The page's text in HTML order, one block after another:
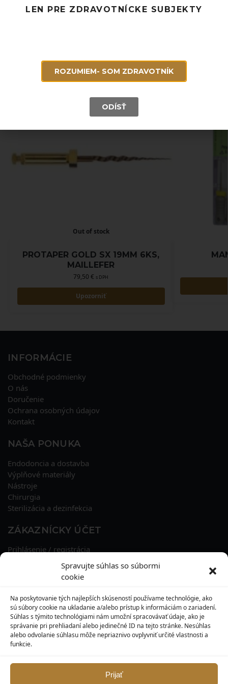
Spravujte súhlas so súbormi
cookie
Na poskytovanie tých najlepších skúseností používame technológie, ako
sú súbory cookie na ukladanie a/alebo prístup k informáciám o zariadení.
Súhlas s týmito technológiami nám umožní spracovávať údaje, ako je
správanie pri prehliadaní alebo jedinečné ID na tejto stránke. Nesúhlas
alebo odvolanie súhlasu môže nepriaznivo ovplyvniť určité vlastnosti a
funkcie.
Prijať
Potrebujete poradiť? Neváhajte náskontaktovať.
Súvisiace produkty
Out of stock
PROTAPER GOLD SX 19MM 6KS,
MAILLEFER
79,50€ s DPH
Upozorniť
INFORMÁCIE
Obchodné podmienky
O nás
Doručenie
Ochrana osobných údajov
Kontakt
NAŠA PONUKA
Endodoncia a dostavba
Výplňové materiály
Nástroje
Chirurgia
Sterilizácia a dezinfekcia
ZÁKAZNÍCKY ÚČET
Prihlásenie / registrácia
História objednávok
Zľavové kupóny
KONTAKT
MAXILO DENTAL, s. r. o.
917 05 Trnava
LEN PRE ZDRAVOTNÍCKE SUBJEKTY
ROZUMIEM- SOM ZDRAVOTNÍK
ODÍSŤ